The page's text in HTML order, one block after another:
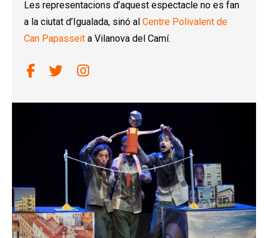
Les representacions d’aquest espectacle no es fan
a la ciutat d’Igualada, sinó al Centre Polivalent de
Can Papasseit a Vilanova del Camí.
Link a facebook
Link a twitter
Link a instagram